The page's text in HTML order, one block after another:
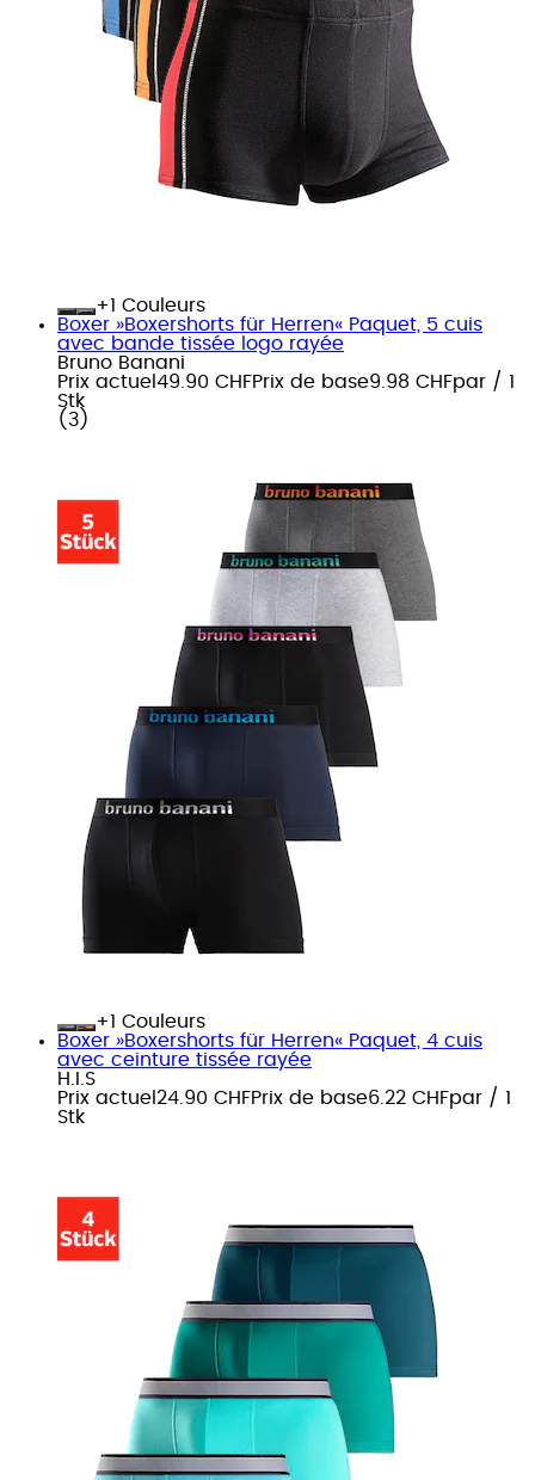
+
Couleurs
Boxer »Boxershorts für Herren« Paquet, 5 cuis
avec bande tissée logo rayée
Bruno Banani
Prix actuel 49.90 CHFPrix de base9.98 CHFpar / 1
Stk
( 3 )
+
Couleurs
Boxer »Boxershorts für Herren« Paquet, 4 cuis
avec ceinture tissée rayée
H.I.S
Prix actuel 24.90 CHFPrix de base6.22 CHFpar / 1
Stk